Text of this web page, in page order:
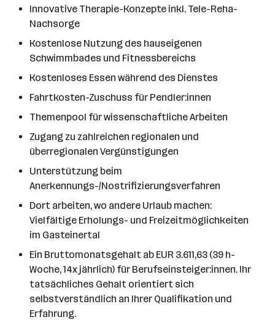
Innovative Therapie-Konzepte inkl. Tele-Reha-
Nachsorge
Kostenlose Nutzung des hauseigenen
Schwimmbades und Fitnessbereichs
Kostenloses Essen während des Dienstes
Fahrtkosten-Zuschuss für Pendler:innen
Themenpool für wissenschaftliche Arbeiten
Zugang zu zahlreichen regionalen und
überregionalen Vergünstigungen
Unterstützung beim
Anerkennungs-/Nostrifizierungsverfahren
Dort arbeiten, wo andere Urlaub machen:
Vielfältige Erholungs- und Freizeitmöglichkeiten
im Gasteinertal
Ein Bruttomonatsgehalt ab EUR 3.611,63 (39 h-
Woche, 14x jährlich) für Berufseinsteiger:innen. Ihr
tatsächliches Gehalt orientiert sich
selbstverständlich an Ihrer Qualifikation und
Erfahrung.